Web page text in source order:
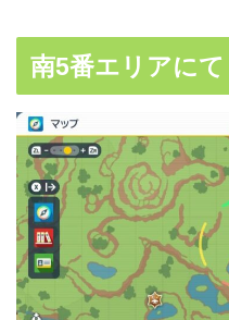
南5番エリアにて